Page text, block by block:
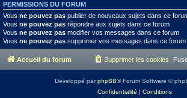
PERMISSIONS DU FORUM
Vous ne pouvez pas publier de nouveaux sujets dans ce
Vous ne pouvez pas répondre aux sujets dans ce forum
Vous ne pouvez pas modifier vos messages dans ce forum
Vous ne pouvez pas supprimer vos messages dans ce forum
Accueil du forum Supprimer les cookies
Développé parphpBB® Forum Software ©
Confidentialité | Conditions